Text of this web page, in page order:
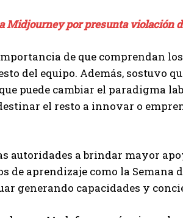
Midjourney por presunta violación
de que comprendan
del equipo. Además, sostuvo
puede cambiar el paradigma
el resto a innovar o
autoridades a brindar mayor
de aprendizaje como la Semana
generando capacidades y